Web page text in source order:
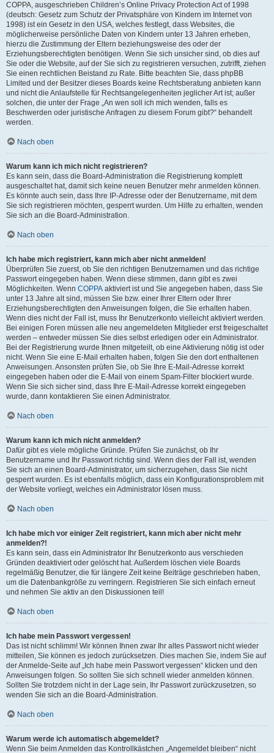
COPPA, ausgeschrieben Children’s Online Privacy Protection Act of 1998
(deutsch: Gesetz zum Schutz der Privatsphäre von Kindern im Internet von
1998) ist ein Gesetz in den USA, welches festlegt, dass Websites, die
möglicherweise persönliche Daten von Kindern unter 13 Jahren erheben,
hierzu die Zustimmung der Eltern beziehungsweise des oder der
Erziehungsberechtigten benötigen. Wenn Sie sich unsicher sind, ob dies auf
Sie oder die Website, auf der Sie sich zu registrieren versuchen, zutrifft, ziehen
Sie einen rechtlichen Beistand zu Rate. Bitte beachten Sie, dass phpBB
Limited und der Besitzer dieses Boards keine Rechtsberatung anbieten kann
und nicht die Anlaufstelle für Rechtsangelegenheiten jeglicher Art ist; außer
solchen, die unter der Frage „An wen soll ich mich wenden, falls es
Beschwerden oder juristische Anfragen zu diesem Forum gibt?“ behandelt
werden.
Nach oben
Warum kann ich mich nicht registrieren?
Es kann sein, dass die Board-Administration die Registrierung komplett
ausgeschaltet hat, damit sich keine neuen Benutzer mehr anmelden können.
Es könnte auch sein, dass Ihre IP-Adresse oder der Benutzername, mit dem
Sie sich registrieren möchten, gesperrt wurden. Um Hilfe zu erhalten, wenden
Sie sich an die Board-Administration.
Nach oben
Ich habe mich registriert, kann mich aber nicht anmelden!
Überprüfen Sie zuerst, ob Sie den richtigen Benutzernamen und das richtige
Passwort eingegeben haben. Wenn diese stimmen, dann gibt es zwei
Möglichkeiten. Wenn COPPA aktiviert ist und Sie angegeben haben, dass Sie
unter 13 Jahre alt sind, müssen Sie bzw. einer Ihrer Eltern oder Ihrer
Erziehungsberechtigten den Anweisungen folgen, die Sie erhalten haben.
Wenn dies nicht der Fall ist, muss Ihr Benutzerkonto vielleicht aktiviert werden.
Bei einigen Foren müssen alle neu angemeldeten Mitglieder erst freigeschaltet
werden – entweder müssen Sie dies selbst erledigen oder ein Administrator.
Bei der Registrierung wurde Ihnen mitgeteilt, ob eine Aktivierung nötig ist oder
nicht. Wenn Sie eine E-Mail erhalten haben, folgen Sie den dort enthaltenen
Anweisungen. Ansonsten prüfen Sie, ob Sie Ihre E-Mail-Adresse korrekt
eingegeben haben oder die E-Mail von einem Spam-Filter blockiert wurde.
Wenn Sie sich sicher sind, dass Ihre E-Mail-Adresse korrekt eingegeben
wurde, dann kontaktieren Sie einen Administrator.
Nach oben
Warum kann ich mich nicht anmelden?
Dafür gibt es viele mögliche Gründe. Prüfen Sie zunächst, ob Ihr
Benutzername und Ihr Passwort richtig sind. Wenn dies der Fall ist, wenden
Sie sich an einen Board-Administrator, um sicherzugehen, dass Sie nicht
gesperrt wurden. Es ist ebenfalls möglich, dass ein Konfigurationsproblem mit
der Website vorliegt, welches ein Administrator lösen muss.
Nach oben
Ich habe mich vor einiger Zeit registriert, kann mich aber nicht mehr
anmelden?!
Es kann sein, dass ein Administrator Ihr Benutzerkonto aus verschieden
Gründen deaktiviert oder gelöscht hat. Außerdem löschen viele Boards
regelmäßig Benutzer, die für längere Zeit keine Beiträge geschrieben haben,
um die Datenbankgröße zu verringern. Registrieren Sie sich einfach erneut
und nehmen Sie aktiv an den Diskussionen teil!
Nach oben
Ich habe mein Passwort vergessen!
Das ist nicht schlimm! Wir können Ihnen zwar Ihr altes Passwort nicht wieder
mitteilen, Sie können es jedoch zurücksetzen. Dies machen Sie, indem Sie auf
der Anmelde-Seite auf „Ich habe mein Passwort vergessen“ klicken und den
Anweisungen folgen. So sollten Sie sich schnell wieder anmelden können.
Sollten Sie trotzdem nicht in der Lage sein, Ihr Passwort zurückzusetzen, so
wenden Sie sich an die Board-Administration.
Nach oben
Warum werde ich automatisch abgemeldet?
Wenn Sie beim Anmelden das Kontrollkästchen „Angemeldet bleiben“ nicht